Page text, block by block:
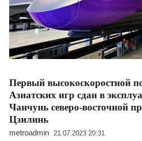
Первый высокоскоростной
Азиатских игр сдан в
Чанчунь северо-восточной
Цзилинь
metroadmin 21.07.2023 20:31